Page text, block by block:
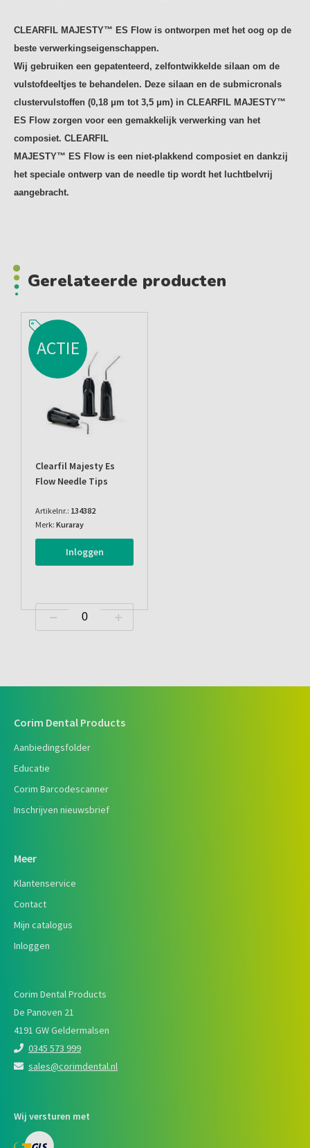
CLEARFIL MAJESTY™ ES Flow is ontworpen met het oog op de
beste verwerkingseigenschappen.
Wij gebruiken een gepatenteerd, zelfontwikkelde silaan om de
vulstofdeeltjes te behandelen. Deze silaan en de submicronals
clustervulstoffen (0,18 μm tot 3,5 μm) in CLEARFIL MAJESTY™
ES Flow zorgen voor een gemakkelijk verwerking van het
composiet. CLEARFIL
MAJESTY™ ES Flow is een niet-plakkend composiet en dankzij
het speciale ontwerp van de needle tip wordt het luchtbelvrij
aangebracht.
Gerelateerde producten
ACTIE
Clearfil Majesty Es
Flow Needle Tips
Artikelnr.: 134382
Merk: Kuraray
Inloggen
Corim Dental Products
Aanbiedingsfolder
Educatie
Corim Barcodescanner
Inschrijven nieuwsbrief
Meer
Klantenservice
Contact
Mijn catalogus
Inloggen
Corim Dental Products
De Panoven 21
4191 GW Geldermalsen
0345 573 999
sales@corimdental.nl
Wij versturen met